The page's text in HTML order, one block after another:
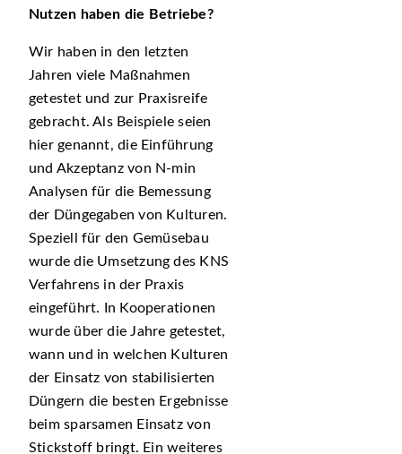
Nutzen haben die Betriebe?
Wir haben in den letzten
Jahren viele Maßnahmen
getestet und zur Praxisreife
gebracht. Als Beispiele seien
hier genannt, die Einführung
und Akzeptanz von N-min
Analysen für die Bemessung
der Düngegaben von Kulturen.
Speziell für den Gemüsebau
wurde die Umsetzung des KNS
Verfahrens in der Praxis
eingeführt. In Kooperationen
wurde über die Jahre getestet,
wann und in welchen Kulturen
der Einsatz von stabilisierten
Düngern die besten Ergebnisse
beim sparsamen Einsatz von
Stickstoff bringt. Ein weiteres